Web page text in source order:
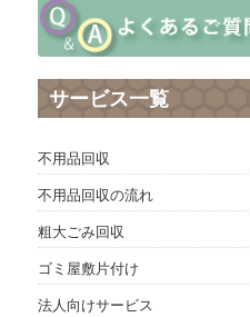
サービス一覧
不用品回収
不用品回収の流れ
粗大ごみ回収
ゴミ屋敷片付け
法人向けサービス